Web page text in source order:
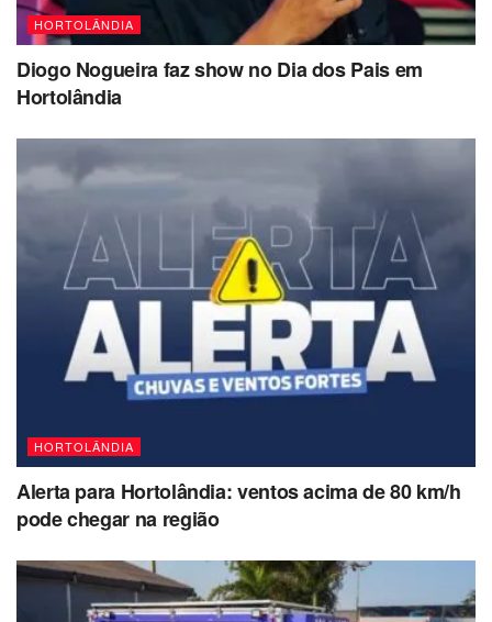
HORTOLÂNDIA
Diogo Nogueira faz show no Dia dos Pais em
Hortolândia
HORTOLÂNDIA
Alerta para Hortolândia: ventos acima de 80 km/h
pode chegar na região